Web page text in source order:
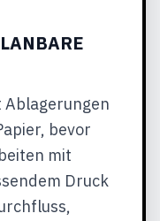
Ablagerungen
bevor
mit
Druck